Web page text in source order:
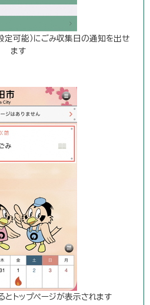
定可能）にごみ収集日の通知を出せ
ます
トップページが表示されます